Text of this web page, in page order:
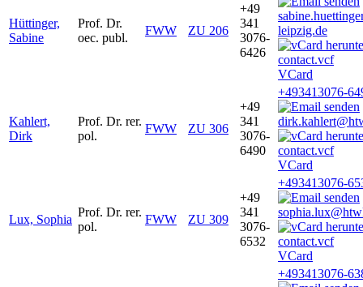
Hüttinger,
Sabine
Prof. Dr.
oec. publ.
FWW ZU 206
+49
341
3076-
6426
leipzig.de
VCard
Kahlert,
Dirk
Prof. Dr. rer.
pol.
FWW ZU 306
+49
341
3076-
6490
+493413076-
VCard
Lux, Sophia
Prof. Dr. rer.
pol.
FWW ZU 309
+49
341
3076-
6532
+493413076-
VCard
+493413076-